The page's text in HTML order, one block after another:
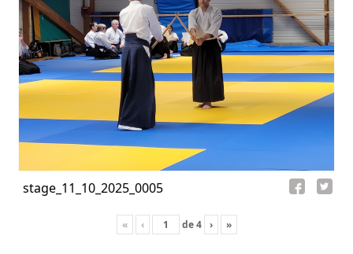
stage_11_10_2025_0005
« ‹ de4 › »